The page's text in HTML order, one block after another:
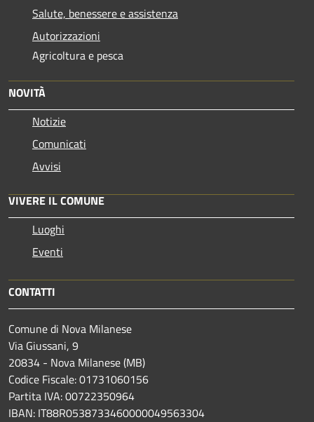
Salute, benessere e assistenza
Autorizzazioni
Agricoltura e pesca
NOVITÀ
Notizie
Comunicati
Avvisi
VIVERE IL COMUNE
Luoghi
Eventi
CONTATTI
Comune di Nova Milanese
Via Giussani, 9
20834 - Nova Milanese (MB)
Codice Fiscale: 01731060156
Partita IVA: 00722350964
IBAN: IT88R0538733460000049563304